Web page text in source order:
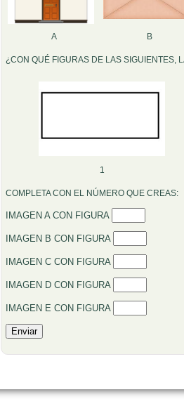
A B
¿CON QUÉ FIGURAS DE LAS SIGUIENTES,
1
COMPLETA CON EL NÚMERO QUE CREAS:
IMAGEN A CON FIGURA
IMAGEN B CON FIGURA
IMAGEN C CON FIGURA
IMAGEN D CON FIGURA
IMAGEN E CON FIGURA